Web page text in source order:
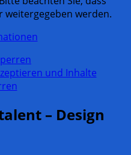
werden.
und Inhalte
– Design